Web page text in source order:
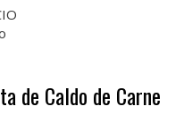
de Caldo de Carne